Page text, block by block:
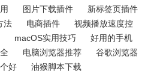
图片下载插件
新标签页插件
法 电商插件
视频播放速度控
macOS实用技巧
好用的手机
电脑浏览器推荐
谷歌浏览器
好 油猴脚本下载